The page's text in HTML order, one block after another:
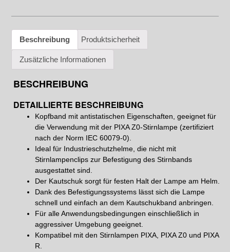
Beschreibung Produktsicherheit
Zusätzliche Informationen
BESCHREIBUNG
DETAILLIERTE BESCHREIBUNG
Kopfband mit antistatischen Eigenschaften, geeignet für
die Verwendung mit der PIXA Z0-Stirnlampe (zertifiziert
nach der Norm IEC 60079-0).
Ideal für Industrieschutzhelme, die nicht mit
Stirnlampenclips zur Befestigung des Stirnbands
ausgestattet sind.
Der Kautschuk sorgt für festen Halt der Lampe am Helm.
Dank des Befestigungssystems lässt sich die Lampe
schnell und einfach an dem Kautschukband anbringen.
Für alle Anwendungsbedingungen einschließlich in
aggressiver Umgebung geeignet.
Kompatibel mit den Stirnlampen PIXA, PIXA Z0 und PIXA
R.